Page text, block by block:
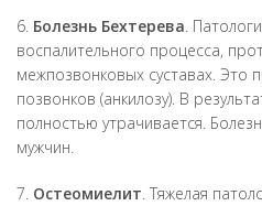
6. Болезнь Бехтерева.
воспалительного процесса,
межпозвонковых суставах. Это
позвонков (анкилозу). В
полностью утрачивается.
мужчин.
7. Остеомиелит. Тяжелая